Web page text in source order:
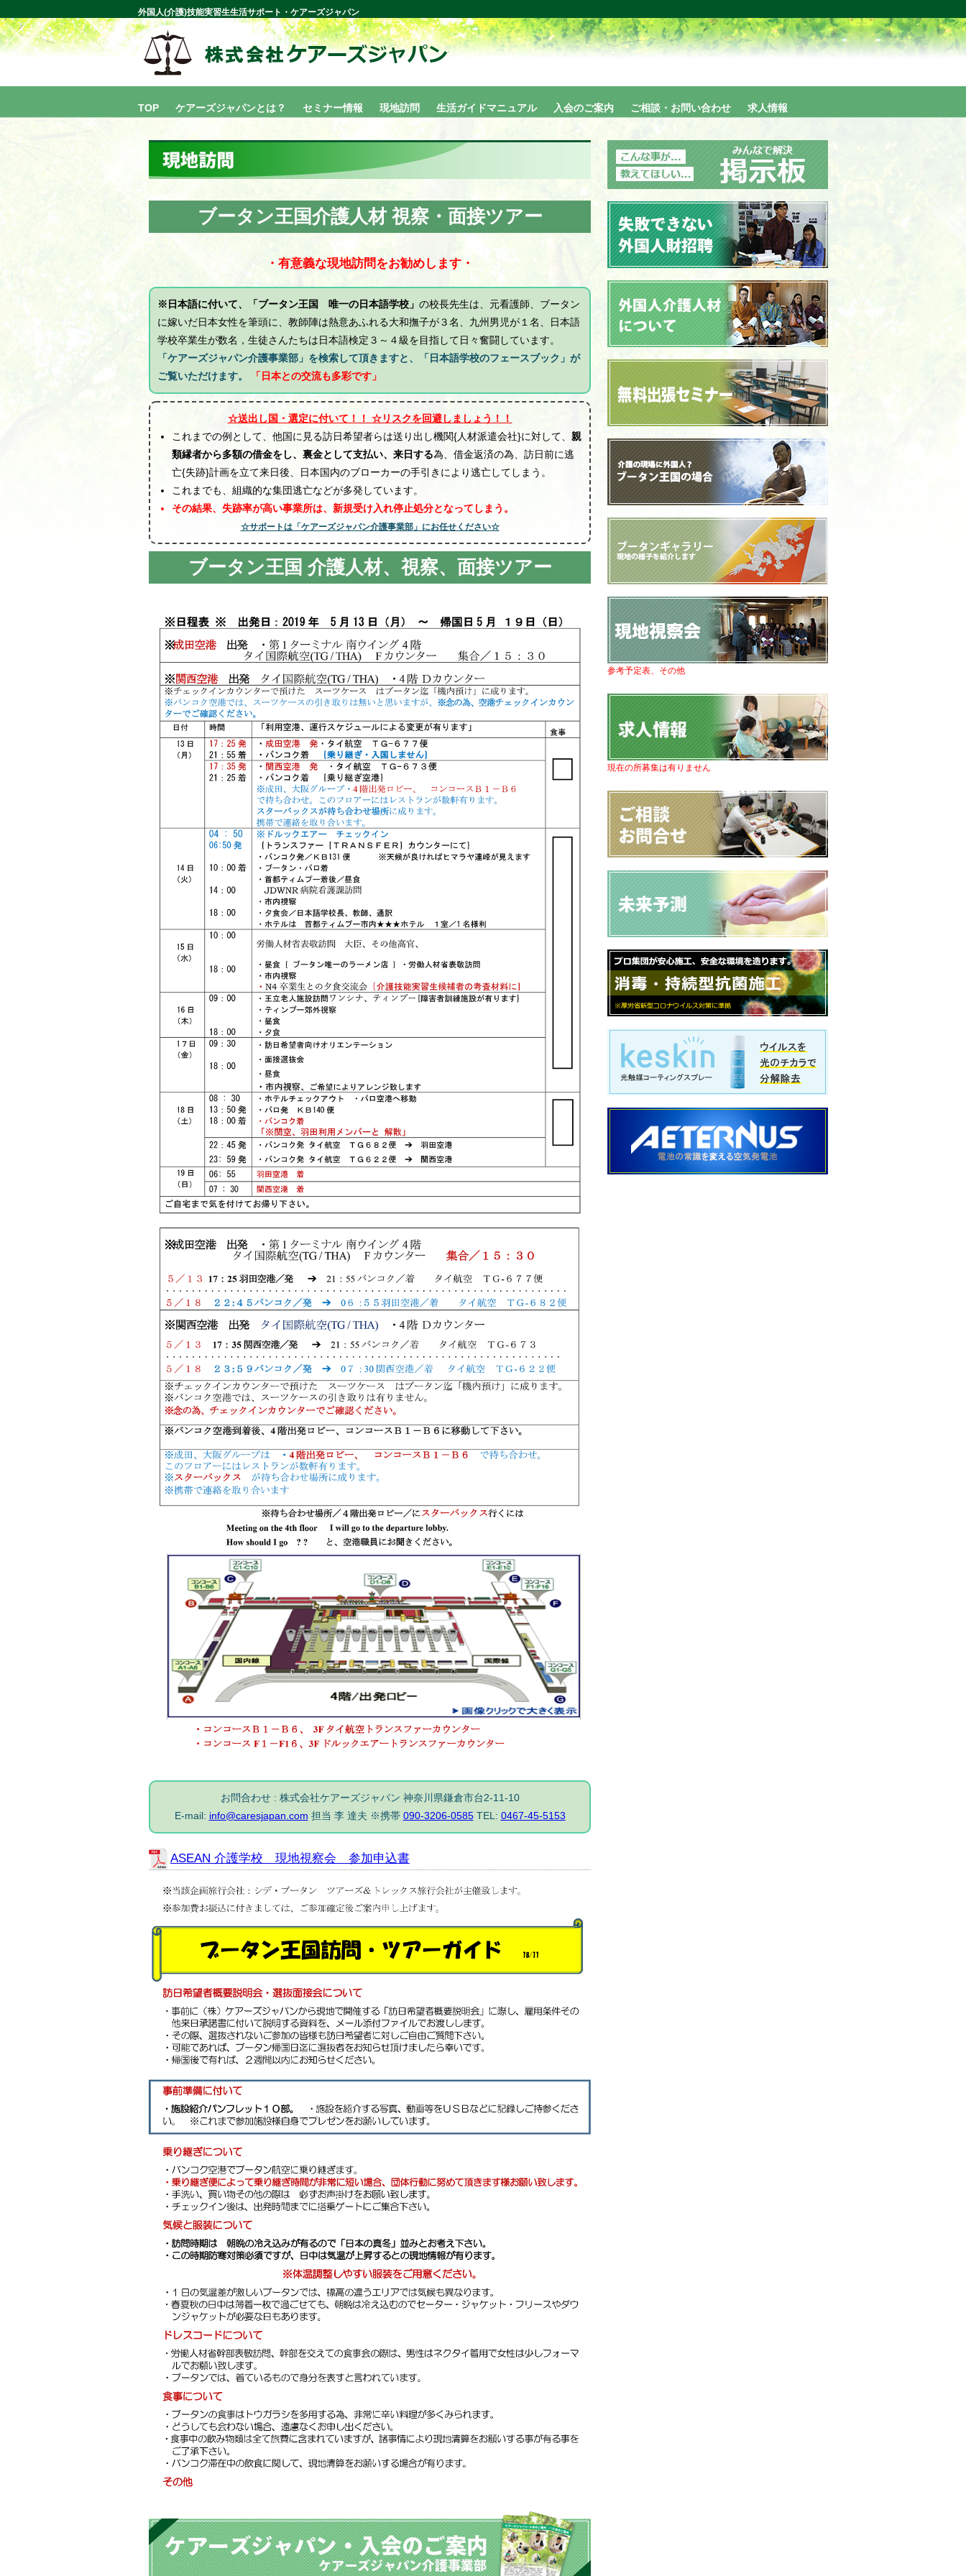
外国人(介護)技能実習生生活サポート・ケアーズジャパン
TOP ケアーズジャパンとは？ セミナー情報 現地訪問 生活ガイドマニュアル 入会のご案内 ご相談・お問い合わせ 求人情報
ブータン王国介護人材 視察・面接ツアー
・有意義な現地訪問をお勧めします・
※日本語に付いて、「ブータン王国 唯一の日本語学校」 の校長先生は、元看護師、ブータン
に嫁いだ日本女性を筆頭に、教師陣は熱意あふれる大和撫子が３名、九州男児が１名、日本語
学校卒業生が数名，生徒さんたちは日本語検定３～４級を目指して日々奮闘しています。
「ケアーズジャパン介護事業部」を検索して頂きますと、「日本語学校のフェースブック」が
ご覧いただけます。
「日本との交流も多彩です」
☆送出し国・選定に付いて！！ ☆リスクを回避しましょう！！
これまでの例として、他国に見る訪日希望者らは送り出し機関{人材派遣会社}に対して、 親
類縁者から多額の借金をし、裏金として支払い、来日する為、借金返済の為、訪日前に逃
亡{失跡}計画を立て来日後、日本国内のブローカーの手引きにより逃亡してしまう。
これまでも、組織的な集団逃亡などが多発しています。
その結果、失跡率が高い事業所は、新規受け入れ停止処分となってしまう。
☆サポートは「ケアーズジャパン介護事業部」にお任せください☆
ブータン王国 介護人材、視察、面接ツアー
お問合わせ : 株式会社ケアーズジャパン 神奈川県鎌倉市台2-11-10
E-mail: info@caresjapan.com 担当 李 達夫 ※携帯 090-3206-0585TEL: 0467-45-5153
ASEAN 介護学校 現地視察会 参加申込書
参考予定表、その他
現在の所募集は有りません